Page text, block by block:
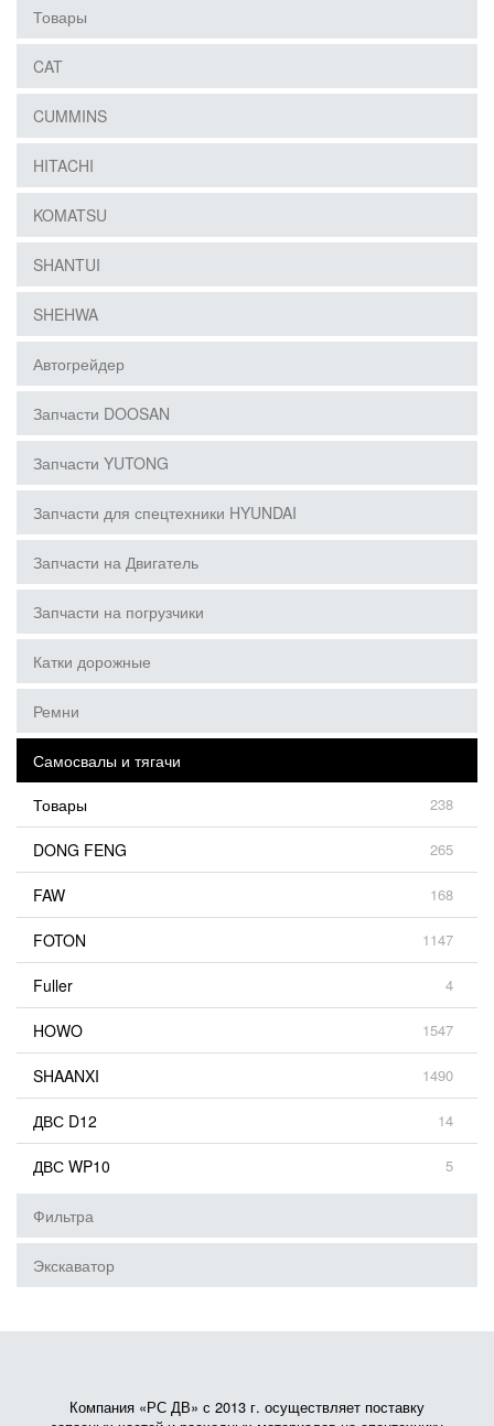
Товары
CAT
CUMMINS
HITACHI
KOMATSU
SHANTUI
SHEHWA
Автогрейдер
Запчасти DOOSAN
Запчасти YUTONG
Запчасти для спецтехники HYUNDAI
Запчасти на Двигатель
Запчасти на погрузчики
Катки дорожные
Ремни
Самосвалы и тягачи
Товары
238
DONG FENG 265
FAW 168
FOTON 1147
Fuller 4
HOWO 1547
SHAANXI 1490
ДВС D12 14
ДВС WP10 5
Фильтра
Экскаватор
Компания «РС ДВ» с 2013 г. осуществляет поставку